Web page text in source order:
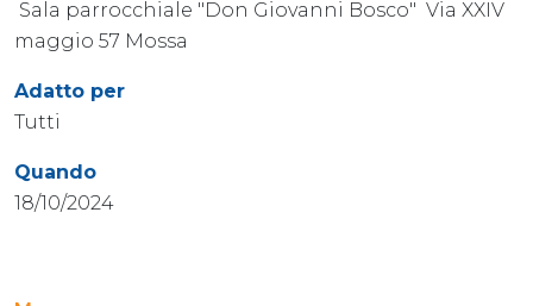
Sala parrocchiale "Don Giovanni Bosco" Via XXIV
maggio 57 Mossa
Adatto per
Tutti
Quando
18/10/2024